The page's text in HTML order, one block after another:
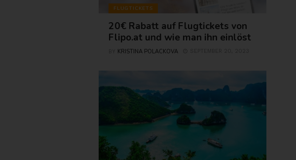
FLUGTICKETS
20€ Rabatt auf Flugtickets von
Flipo.at und wie man ihn einlöst
KRISTINA POLACKOVA